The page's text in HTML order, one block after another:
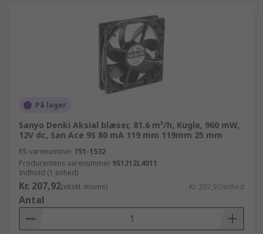
På lager
Sanyo Denki Aksial blæser, 81.6 m³/h, Kugle, 960 mW,
12V dc, San Ace 9S 80 mA 119 mm 119mm 25 mm
RS-varenummer 751-1532
Producentens varenummer 9S1212L4011
Indhold (1 enhed)
Kr. 207,92(ekskl. moms) Kr. 207,92/enhed
Antal